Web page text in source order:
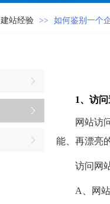
建站经验 >> 如何鉴别一个
1、访
网站访
能、再漂亮
访问网
A、网